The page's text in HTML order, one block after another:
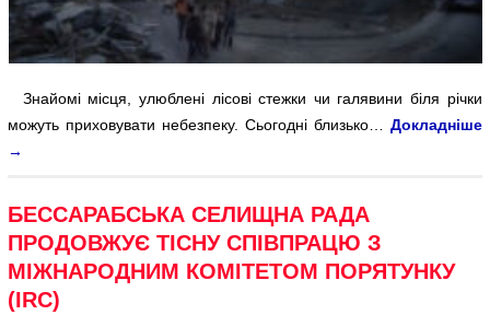
Знайомі місця, улюблені лісові стежки чи галявини біля річки
можуть приховувати небезпеку. Сьогодні близько… Докладніше
→
БЕССАРАБСЬКА СЕЛИЩНА РАДА
ПРОДОВЖУЄ ТІСНУ СПІВПРАЦЮ З
МІЖНАРОДНИМ КОМІТЕТОМ ПОРЯТУНКУ
(IRC)